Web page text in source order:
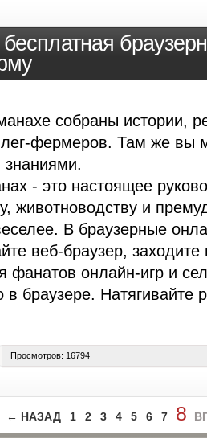
собраны истории,
фермеров. Там же вы
- это настоящее
животноводству и
В браузерные
веб-браузер,
фанатов онлайн-игр и
в браузере. Натягивайте
Просмотров: 16794
← НАЗАД 1 2 3 4 5 6 7 8